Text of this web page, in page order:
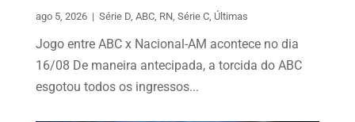
ago 5, 2026 | Série D, ABC, RN, Série C, Últimas
Jogo entre ABC x Nacional-AM acontece no dia
16/08 De maneira antecipada, a torcida do ABC
esgotou todos os ingressos...